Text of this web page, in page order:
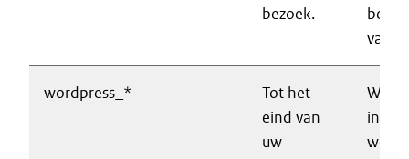
bezoek.
van
wordpress_*
Tot het
eind van
uw